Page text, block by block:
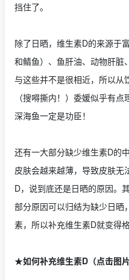
挡住了。
除了日晒，维生素D的来源于
和鲭鱼）、鱼肝油、动物肝脏
与这些并不是很相近，所以从
（搜嘚撕内！）委媛似乎有点
深海鱼一定是功臣！
还有一大部分缺少维生素D的
皮肤会越来越薄，导致皮肤
D，说到底还是日晒的原因。
部分原因可以归结为缺少日晒
素，所以补充维生素D就变得格
★如何补充维生素D（点击图片